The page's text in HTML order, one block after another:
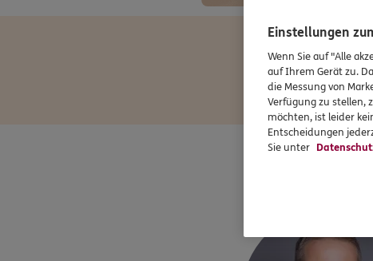
In und
Einstellungen
Wenn Sie auf "Alle
auf Ihrem Gerät zu.
die Messung von
Verfügung zu stellen,
möchten, ist leider
Entscheidungen
Sie unter